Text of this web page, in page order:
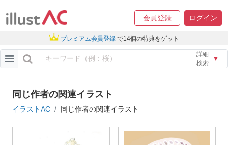
会員登録 ログイン
プレミアム会員登録 で14個の特典をゲット
詳細
検索
▼
同じ作者の関連イラスト
イラストAC 同じ作者の関連イラスト